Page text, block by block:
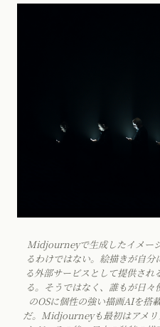
Midjourneyで生成したイメー
るわけではない。絵描きが自
る外部サービスとして提供さ
る。そうではなく、誰もが日
のOSに個性の強い描画AIを搭
だ。Midjourneyも最初はアメリ